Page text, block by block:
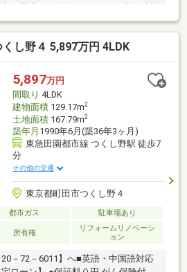
対象者・・・「本命の物件にあわせ
がら見学したい！」という方に最適
間【5時間～8時間】◇おすすめ対象
今日が初めて！」という方に最適で
ての方に「不動産の基本知識」「住
会つきコースお住まい探しは営業6課
し野４ 5,897万円 4LDK
5,897万円
間取り 4LDK
建物面積129.17m2
土地面積167.79m2
築年月 1990年6月(築36年3ヶ月)
東急田園都市線 つくし野駅 徒歩7
分
その他の交通
東京都町田市つくし野４
都市ガス 駐車場あり
所有権
リフォームリノベーシ
ョン
－72－6011】へ■英語・中国語対応